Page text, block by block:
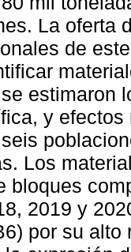
La oferta
de
estimaron
y
Los
bloques
2019 y
por su